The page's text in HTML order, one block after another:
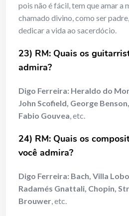
pois não é fácil, tem que amar a
chamado divino, como ser
dedicar a vida ao sacerdócio.
23) RM: Quais os
admira?
Digo Ferreira: Heraldo do
John Scofield, George
Fabio Gouvea, etc.
24) RM: Quais os
você admira?
Digo Ferreira: Bach, Villa
Radamés Gnattali, Chopin,
Brouwer, etc.